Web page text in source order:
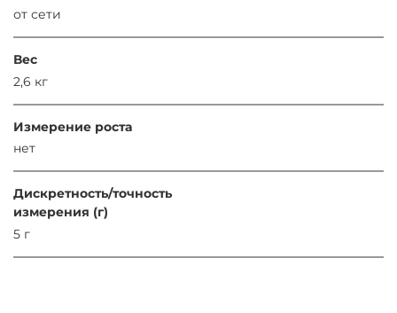
от сети
Вес
2,6 кг
Измерение роста
нет
Дискретность/точность
измерения (г)
5 г